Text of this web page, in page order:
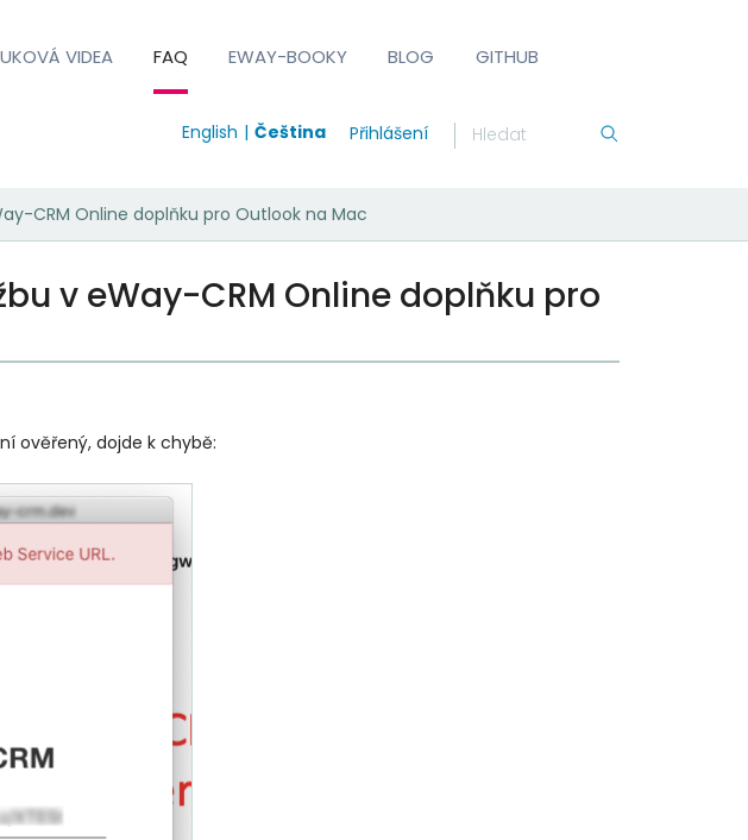
VIDEA FAQ EWAY-BOOKY BLOG GITHUB
English Čeština Přihlášení
CRM Online doplňku pro Outlook na Mac
v eWay-CRM Online doplňku pro
ověřený, dojde k chybě: